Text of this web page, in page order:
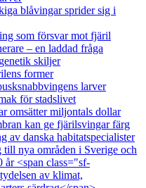
blåvingar sprider sig i
som försvar mot fjäril
– en laddad fråga
skiljer
former
larver
för stadslivet
omsätter miljontals dollar
kan ge fjärilsvingar färg
av danska habitatspecialister
till nya områden i Sverige och
år <span class="sf-
av klimat,